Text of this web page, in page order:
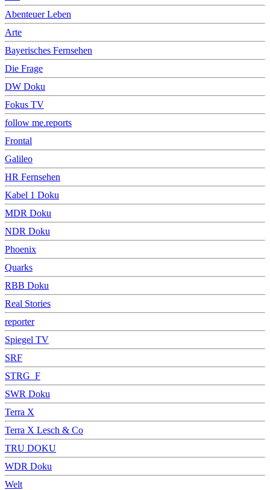
Abenteuer Leben
Arte
Bayerisches Fernsehen
Die Frage
DW Doku
Fokus TV
follow me.reports
Frontal
Galileo
HR Fernsehen
Kabel 1 Doku
MDR Doku
NDR Doku
Phoenix
Quarks
RBB Doku
Real Stories
reporter
Spiegel TV
SRF
STRG_F
SWR Doku
Terra X
Terra X Lesch & Co
TRU DOKU
WDR Doku
Welt